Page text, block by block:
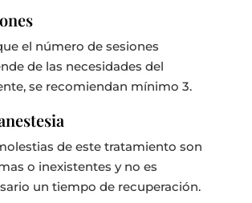
el número de sesiones
de las necesidades del
se recomiendan mínimo 3.
de este tratamiento son
o inexistentes y no es
un tiempo de recuperación.